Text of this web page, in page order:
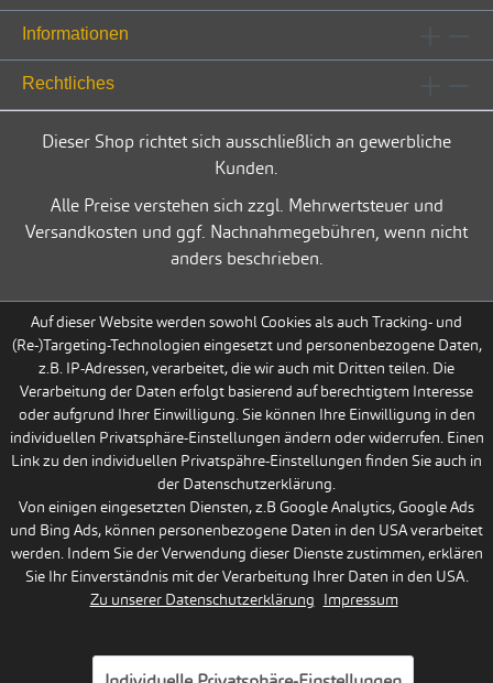
Informationen
Rechtliches
Dieser Shop richtet sich ausschließlich an gewerbliche
Kunden.
Alle Preise verstehen sich zzgl. Mehrwertsteuer und
Versandkosten und ggf. Nachnahmegebühren, wenn nicht
anders beschrieben.
Auf dieser Website werden sowohl Cookies als auch Tracking- und
(Re-)Targeting-Technologien eingesetzt und personenbezogene Daten,
z.B. IP-Adressen, verarbeitet, die wir auch mit Dritten teilen. Die
Verarbeitung der Daten erfolgt basierend auf berechtigtem Interesse
oder aufgrund Ihrer Einwilligung. Sie können Ihre Einwilligung in den
individuellen Privatsphäre-Einstellungen ändern oder widerrufen. Einen
Link zu den individuellen Privatspähre-Einstellungen finden Sie auch in
der Datenschutzerklärung.
Von einigen eingesetzten Diensten, z.B Google Analytics, Google Ads
und Bing Ads, können personenbezogene Daten in den USA verarbeitet
werden. Indem Sie der Verwendung dieser Dienste zustimmen, erklären
Sie Ihr Einverständnis mit der Verarbeitung Ihrer Daten in den USA.
Zu unserer Datenschutzerklärung Impressum